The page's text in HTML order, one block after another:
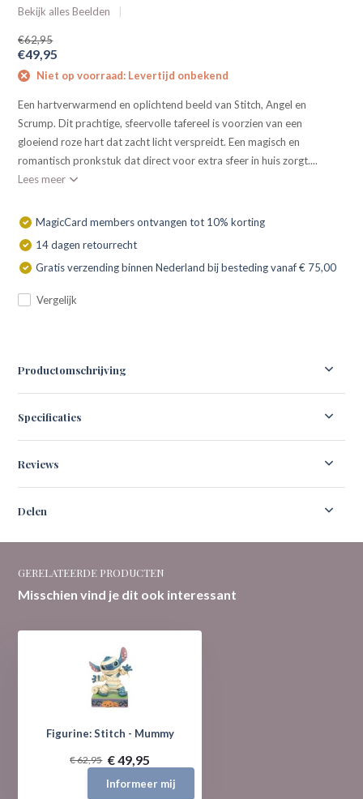
Bekijk alles Beelden
€62,95
€49,95
Niet op voorraad: Levertijd onbekend
Een hartverwarmend en oplichtend beeld van Stitch, Angel en
Scrump. Dit prachtige, sfeervolle tafereel is voorzien van een
gloeiend roze hart dat zacht licht verspreidt. Een magisch en
romantisch pronkstuk dat direct voor extra sfeer in huis zorgt....
Lees meer
MagicCard members ontvangen tot 10% korting
14 dagen retourrecht
Gratis verzending binnen Nederland bij besteding vanaf € 75,00
Vergelijk
Productomschrijving
Specificaties
Reviews
Delen
GERELATEERDE PRODUCTEN
Misschien vind je dit ook interessant
Figurine: Stitch - Mummy
€ 62,95 € 49,95
Informeer mij